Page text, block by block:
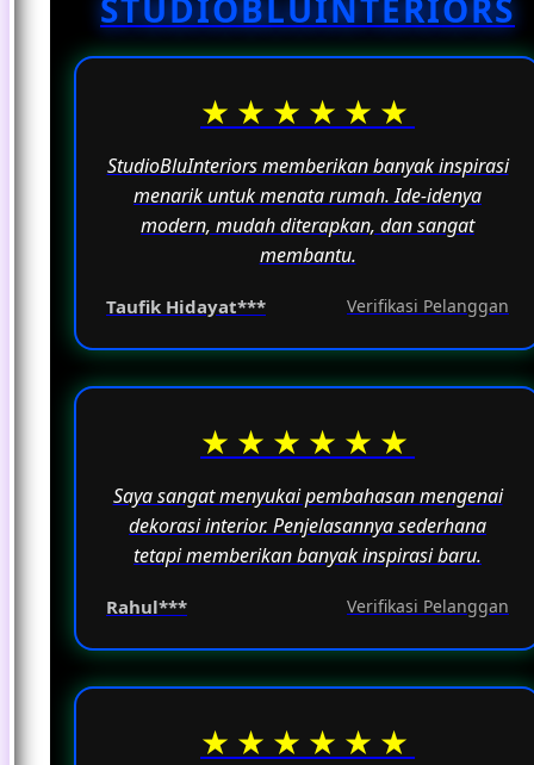
fungsinya sebagai ruang untuk beraktivitas
sehari-hari.
★★★★★★
StudioBluInteriors memberikan banyak inspirasi
menarik untuk menata rumah. Ide-idenya
modern, mudah diterapkan, dan sangat
membantu.
Taufik Hidayat*** Verifikasi Pelanggan
★★★★★★
Saya sangat menyukai pembahasan mengenai
dekorasi interior. Penjelasannya sederhana
tetapi memberikan banyak inspirasi baru.
Rahul*** Verifikasi Pelanggan
★★★★★★